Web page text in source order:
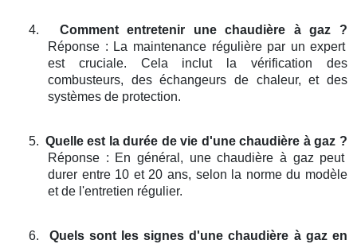
4.
Comment entretenir une chaudière à gaz ?
Réponse : La maintenance régulière par un expert
est cruciale. Cela inclut la vérification des
combusteurs, des échangeurs de chaleur, et des
systèmes de protection.
5. Quelle est la durée de vie d'une chaudière à gaz ?
Réponse : En général, une chaudière à gaz peut
durer entre 10 et 20 ans, selon la norme du modèle
et de l'entretien régulier.
6.
Quels sont les signes d'une chaudière à gaz en